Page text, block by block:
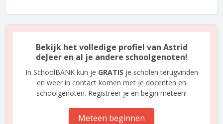
Bekijk het volledige profiel van Astrid
deJeer en al je andere schoolgenoten!
In SchoolBANK kun je GRATIS je scholen terugvinden
en weer in contact komen met je docenten en
schoolgenoten. Registreer je en begin meteen!
Meteen beginnen